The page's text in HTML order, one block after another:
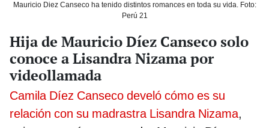
Mauricio Diez Canseco ha tenido distintos romances en toda su vida. Foto:
Perú 21
Hija de Mauricio Díez Canseco solo
conoce a Lisandra Nizama por
videollamada
Camila Díez Canseco develó cómo es su
relación con su madrastra Lisandra Nizama,